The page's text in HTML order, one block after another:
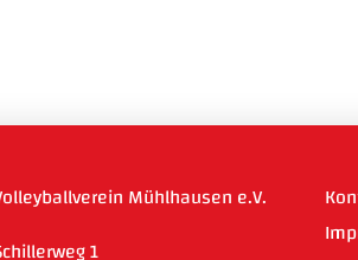
Mühlhausen e.V.
1